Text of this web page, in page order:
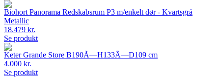
Biohort Panorama Redskabsrum P3 m/enkelt dør - Kvartsgrå
Metallic
18.479 kr.
Se produkt
Keter Grande Store B190Ã—H133Ã—D109 cm
4.000 kr.
Se produkt